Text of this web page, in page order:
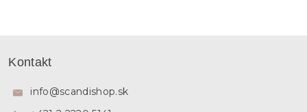
Kontakt
info@scandishop.sk